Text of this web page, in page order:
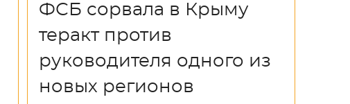
ФСБ сорвала в Крыму
теракт против
руководителя одного из
новых регионов